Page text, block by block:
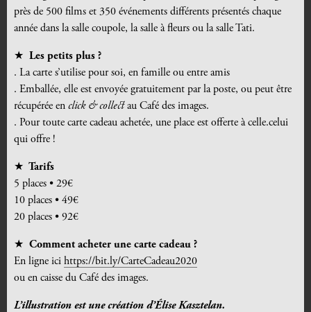
près de 500 films et 350 événements différents présentés chaque
année dans la salle coupole, la salle à fleurs ou la salle Tati.
★ Les petits plus ?
. La carte s’utilise pour soi, en famille ou entre amis
. Emballée, elle est envoyée gratuitement par la poste, ou peut être
récupérée en click & collectau Café des images.
. Pour toute carte cadeau achetée, une place est offerte à celle.celui
qui offre !
★ Tarifs
5 places • 29€
10 places • 49€
20 places • 92€
★ Comment acheter une carte cadeau ?
En ligne ici https://bit.ly/CarteCadeau2020
ou en caisse du Café des images.
L’illustration est une création d’Élise Kasztelan.